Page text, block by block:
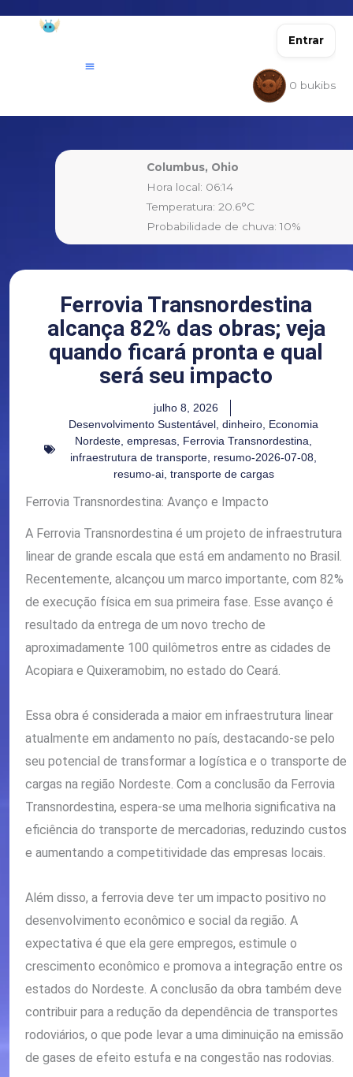
Entrar
0 bukibs
Columbus, Ohio
Hora local: 06:14
Temperatura: 20.6°C
Probabilidade de chuva: 10%
Ferrovia Transnordestina
alcança 82% das obras; veja
quando ficará pronta e qual
será seu impacto
julho 8, 2026
Desenvolvimento Sustentável dinheiro Economia
Nordeste empresas Ferrovia Transnordestina
infraestrutura de transporte resumo-2026-07-08
resumo-ai, transporte de cargas
Ferrovia Transnordestina: Avanço e Impacto
A Ferrovia Transnordestina é um projeto de infraestrutura
linear de grande escala que está em andamento no Brasil.
Recentemente, alcançou um marco importante, com 82%
de execução física em sua primeira fase. Esse avanço é
resultado da entrega de um novo trecho de
aproximadamente 100 quilômetros entre as cidades de
Acopiara e Quixeramobim, no estado do Ceará.
Essa obra é considerada a maior em infraestrutura linear
atualmente em andamento no país, destacando-se pelo
seu potencial de transformar a logística e o transporte de
cargas na região Nordeste. Com a conclusão da Ferrovia
Transnordestina, espera-se uma melhoria significativa na
eficiência do transporte de mercadorias, reduzindo custos
e aumentando a competitividade das empresas locais.
Além disso, a ferrovia deve ter um impacto positivo no
desenvolvimento econômico e social da região. A
expectativa é que ela gere empregos, estimule o
crescimento econômico e promova a integração entre os
estados do Nordeste. A conclusão da obra também deve
contribuir para a redução da dependência de transportes
rodoviários, o que pode levar a uma diminuição na emissão
de gases de efeito estufa e na congestão nas rodovias.